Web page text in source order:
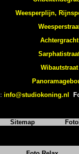
Weesperplijn,
Achtergracht
Wibautstraat
: info@studiokoning.nl
Sitemap